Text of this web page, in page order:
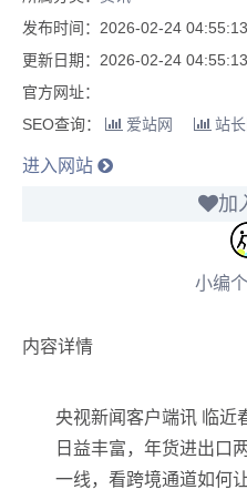
发布时间：2026-02-24 04:55:13
更新日期：2026-02-24 04:55:13
官方网址：
SEO查询：
爱站网 站
进入网站
加
小编
内容详情
央视新闻客户端讯 临近
日益丰富，年货进出口
一线，看跨境通道如何